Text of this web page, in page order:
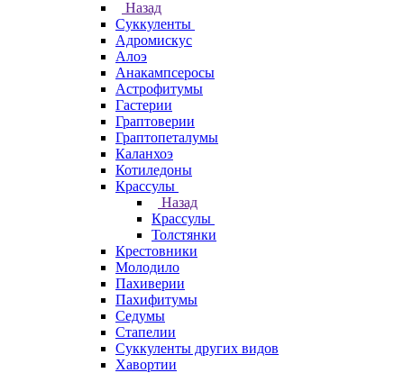
Назад
Суккуленты
Адромискус
Алоэ
Анакампсеросы
Астрофитумы
Гастерии
Граптоверии
Граптопеталумы
Каланхоэ
Котиледоны
Крассулы
Назад
Крассулы
Толстянки
Крестовники
Молодило
Пахиверии
Пахифитумы
Седумы
Стапелии
Суккуленты других видов
Хавортии